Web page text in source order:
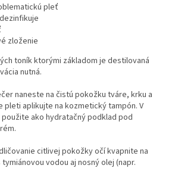
pleť
zloženie
toník ktorými základom je destilovaná
nutná.
naneste na čistú pokožku tváre, krku a
pleti aplikujte na kozmetický tampón. V
ako hydratačný podklad pod
citlivej pokožky očí kvapnite na
vodou aj nosný olej (napr.